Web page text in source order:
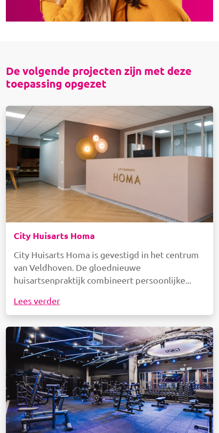
De volgende projecten zijn met deze
toepassing opgezet
Afbeelding
City Huisarts Homa
City Huisarts Homa is gevestigd in het centrum
van Veldhoven. De gloednieuwe
huisartsenpraktijk combineert persoonlijke
Lees verder
Afbeelding